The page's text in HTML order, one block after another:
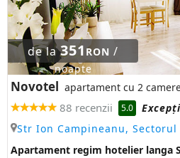
de la351 RON /
noapte
Novotel apartament cu 2
88 recenzii 5.0
Str Ion Campineanu,
Apartament regim hotelier langa